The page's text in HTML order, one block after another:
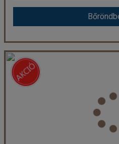
HG JARDIN DE
Város:
Utazás módja:
Ellátás: